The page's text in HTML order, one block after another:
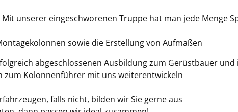
unserer eingeschworenen Truppe hat man jede Menge
sowie die Erstellung von Aufmaßen
abgeschlossenen Ausbildung zum Gerüstbauer und
Kolonnenführer mit uns weiterentwickeln
falls nicht, bilden wir Sie gerne aus